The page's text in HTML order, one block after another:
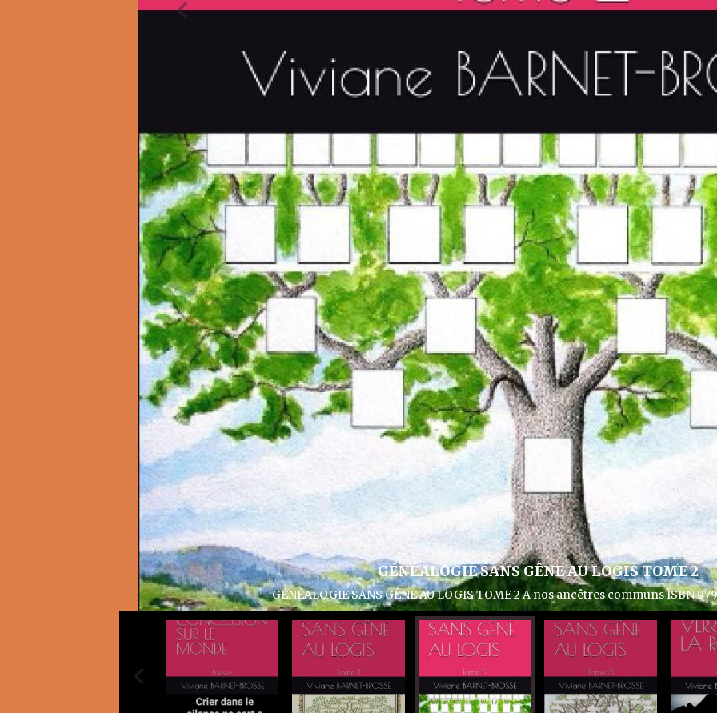
SANS GÊNE AU LOGIS TOME 2
GÊNE AU LOGIS TOME 2 A nos ancêtres communs ISBN 979-8-37848-207-8